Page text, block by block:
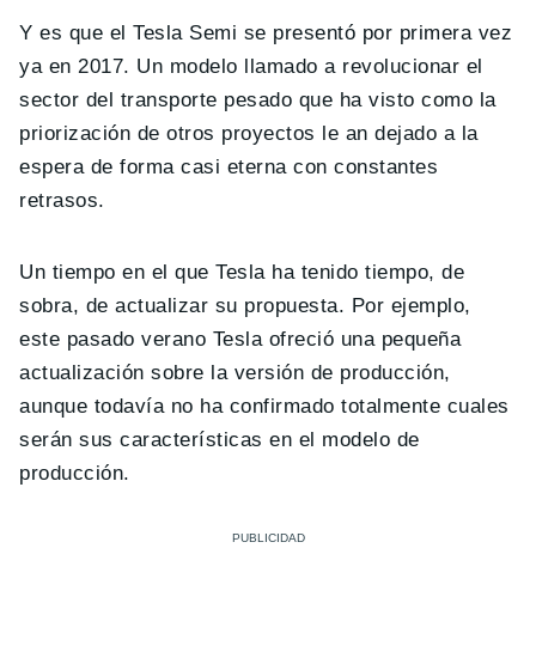
Y es que el Tesla Semi se presentó por primera vez
ya en 2017. Un modelo llamado a revolucionar el
sector del transporte pesado que ha visto como la
priorización de otros proyectos le an dejado a la
espera de forma casi eterna con constantes
retrasos.
Un tiempo en el que Tesla ha tenido tiempo, de
sobra, de actualizar su propuesta. Por ejemplo,
este pasado verano Tesla ofreció una pequeña
actualización sobre la versión de producción,
aunque todavía no ha confirmado totalmente cuales
serán sus características en el modelo de
producción.